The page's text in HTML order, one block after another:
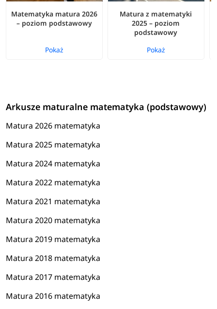
Matematyka matura 2026
– poziom podstawowy
Pokaż
Matura z matematyki
2025 – poziom
podstawowy
Pokaż
Arkusze maturalne matematyka (podstawowy)
Matura 2026 matematyka
Matura 2025 matematyka
Matura 2024 matematyka
Matura 2022 matematyka
Matura 2021 matematyka
Matura 2020 matematyka
Matura 2019 matematyka
Matura 2018 matematyka
Matura 2017 matematyka
Matura 2016 matematyka